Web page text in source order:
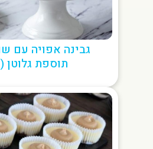
גבינה אפויה עם
תוספת